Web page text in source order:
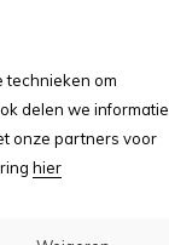
technieken om
delen we informatie
onze partners voor
hier